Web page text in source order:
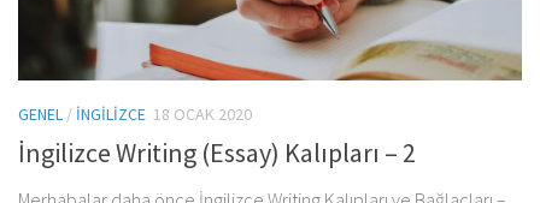
GENEL / İNGILIZCE 18 OCAK 2020
İngilizce Writing (Essay) Kalıpları – 2